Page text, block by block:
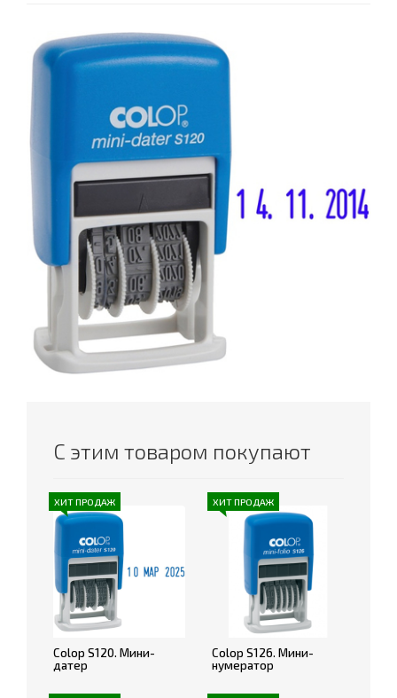
С этим товаром покупают
ХИТ ПРОДАЖ
Colop S120. Мини-
датер
ХИТ ПРОДАЖ
Colop S126. Мини-
нумератор